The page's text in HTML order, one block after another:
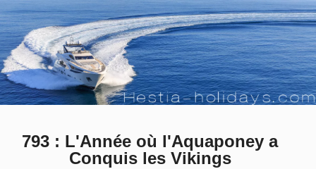
793 : L'Année où l'Aquaponey a
Conquis les Vikings